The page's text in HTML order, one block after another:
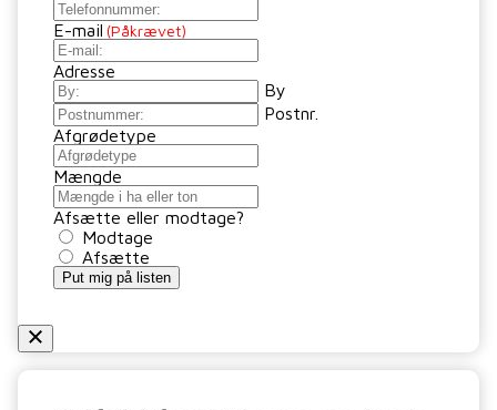
E-mail (Påkrævet)
Adresse
By
Postnr.
Afgrødetype
Mængde
Afsætte eller modtage?
Modtage
Afsætte
Put mig på listen